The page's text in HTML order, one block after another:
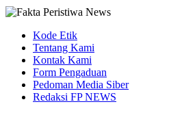
Kode Etik
Tentang Kami
Kontak Kami
Form Pengaduan
Pedoman Media Siber
Redaksi FP NEWS